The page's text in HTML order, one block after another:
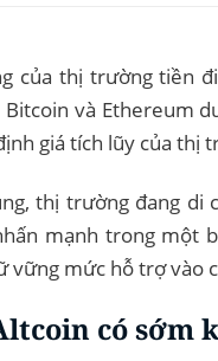
của thị trường tiền
Bitcoin và Ethereum
giá tích lũy của thị
thị trường đang di
mạnh trong một
vững mức hỗ trợ vào
có sớm